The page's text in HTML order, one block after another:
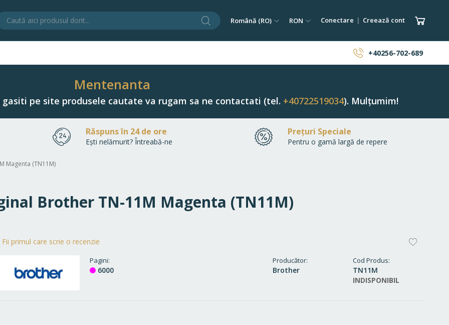
CăutareLimba
Română (RO) Monedă
RON Conectare Creează cont Coșul
+40256-702-689
Mentenanta
pe site produsele cautate va rugam sa ne contactati (tel. +40722519034). Mulțumim!
Răspuns în 24 de ore
Ești nelămurit? Întreabă-ne
Prețuri Speciale
Pentru o gamă largă de repere
Magenta (TN11M)
Brother TN-11M Magenta (TN11M)
Producător
Brother
Cod Produs
TN11M
INDISPONIBIL
Fii primul care scrie o recenzie
Pagini
6000